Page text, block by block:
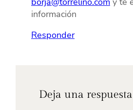
información
Responder
Deja una respuesta